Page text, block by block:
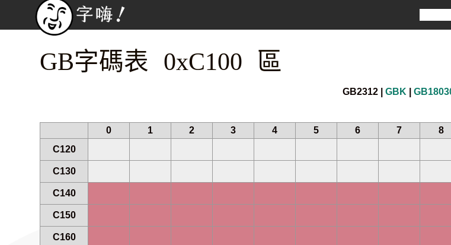
GB字碼表 0xC100 區
GB2312 | GBK
0
1 2 3 4 5 6 7 8
C120
C130
C140
C150
C160